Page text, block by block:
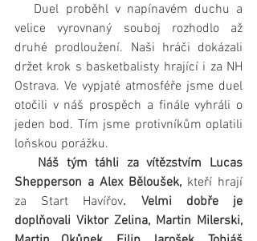
velice vyrovnaný souboj rozhodlo až
druhé prodloužení. Naši hráči dokázali
držet krok s basketbalisty hrající i za NH
Ostrava. Ve vypjaté atmosféře jsme duel
otočili v náš prospěch a finále vyhráli o
jeden bod. Tím jsme protivníkům oplatili
loňskou porážku.
Shepperson a Alex Běloušek, kteří hrají
za Start Havířov. Velmi dobře je
doplňovali Viktor Zelina, Martin Milerski,